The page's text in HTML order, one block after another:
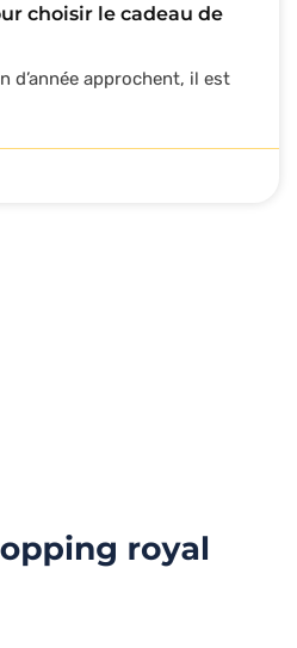
choisir le cadeau de
d’année approchent, il est